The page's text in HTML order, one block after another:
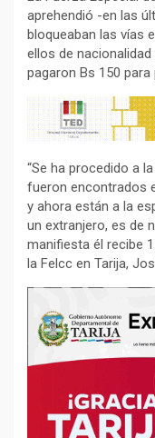
aprehendió -en las
bloqueaban las vías
ellos de
pagaron Bs 150
“Se ha procedido a
fueron encontrados
y ahora están a la
un extranjero, es de
manifiesta él recibe
la Felcc en Tarija,